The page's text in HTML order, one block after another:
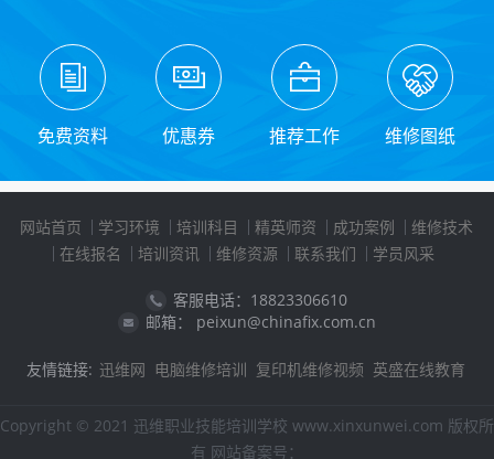
免费资料 优惠券 推荐工作 维修图纸
网站首页 学习环境 培训科目 精英师资 成功案例
维修技术
在线报名
培训资讯 维修资源 联系我们 学员风采
客服电话：18823306610
邮箱： peixun@chinafix.com.cn
友情链接: 迅维网 电脑维修培训 复印机维修视频 英盛在线教育
Copyright © 2021 迅维职业技能培训学校 www.xinxunwei.com 版权所
有 网站备案号：